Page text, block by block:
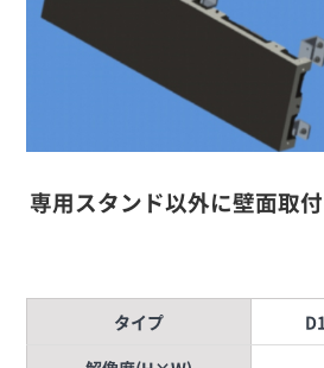
専用スタンド以外に壁面取
タイプ